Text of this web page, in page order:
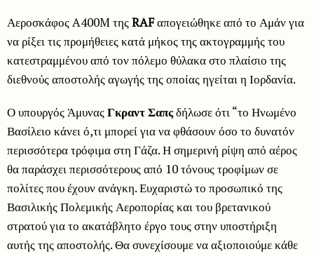
Αεροσκάφος A400M τηςRAFαπογειώθηκε από το Αμάν για
να ρίξει τις προμήθειες κατά μήκος της ακτογραμμής του
κατεστραμμένου από τον πόλεμο θύλακα στο πλαίσιο της
διεθνούς αποστολής αγωγής της οποίας ηγείται η Ιορδανία.
Ο υπουργός ΆμυναςΓκραντ Σαπςδήλωσε ότι “το Ηνωμένο
Βασίλειο κάνει ό,τι μπορεί για να φθάσουν όσο το δυνατόν
περισσότερα τρόφιμα στη Γάζα. Η σημερινή ρίψη από αέρος
θα παράσχει περισσότερους από 10 τόνους τροφίμων σε
πολίτες που έχουν ανάγκη. Ευχαριστώ το προσωπικό της
Βασιλικής Πολεμικής Αεροπορίας και του βρετανικού
στρατού για το ακατάβλητο έργο τους στην υποστήριξη
αυτής της αποστολής. Θα συνεχίσουμε να αξιοποιούμε κάθε